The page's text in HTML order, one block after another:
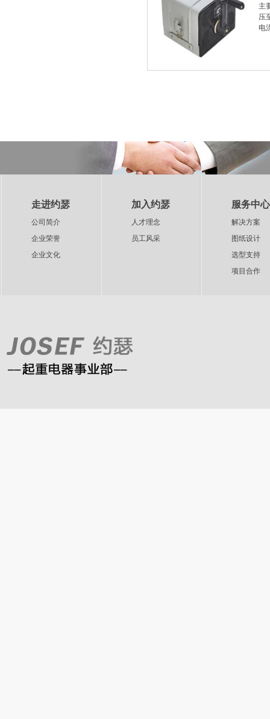
主
压
电
走进约瑟
公司简介
企业荣誉
企业文化
加入约瑟
人才理念
员工风采
服务中心
解决方案
图纸设计
选型支持
项目合作